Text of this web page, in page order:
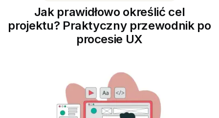
Jak prawidłowo określić cel
projektu? Praktyczny przewodnik po
procesie UX